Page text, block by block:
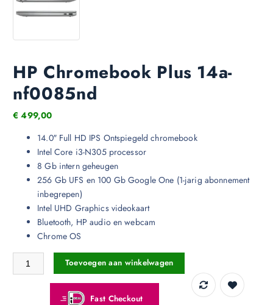
HP Chromebook Plus 14a-
nf0085nd
€ 499,00
14.0″ Full HD IPS Ontspiegeld chromebook
Intel Core i3-N305 processor
8 Gb intern geheugen
256 Gb UFS en 100 Gb Google One (1-jarig abonnement
inbegrepen)
Intel UHD Graphics videokaart
Bluetooth, HP audio en webcam
Chrome OS
HP Chromebook Plus 14a-nf0085nd aantal
Toevoegen aan winkelwagen
Fast Checkout